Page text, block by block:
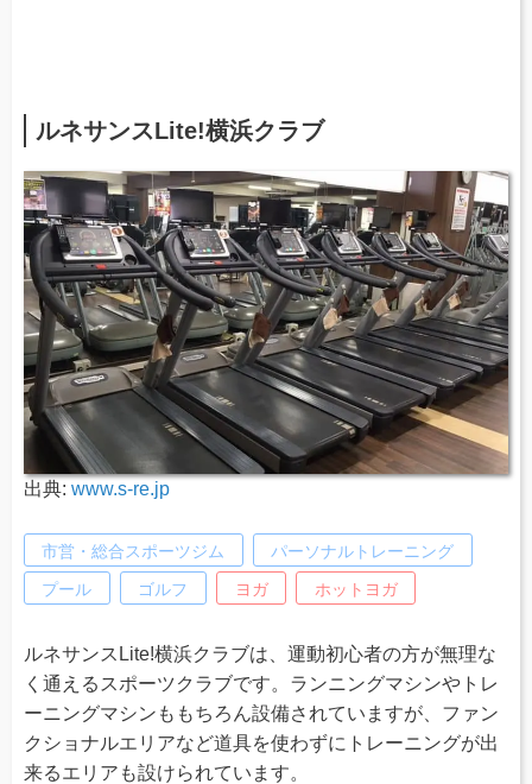
ルネサンスLite!横浜クラブ
出典: www.s-re.jp
市営・総合スポーツジム パーソナルトレーニング
プール ゴルフ ヨガ ホットヨガ
ルネサンスLite!横浜クラブは、運動初心者の方が無理な
く通えるスポーツクラブです。ランニングマシンやトレ
ーニングマシンももちろん設備されていますが、ファン
クショナルエリアなど道具を使わずにトレーニングが出
来るエリアも設けられています。